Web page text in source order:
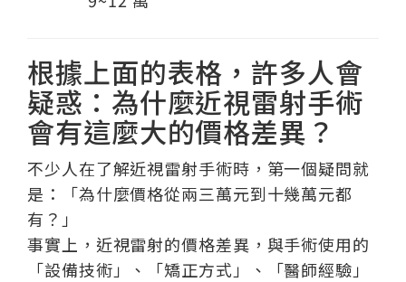
根據上面的表格，許多人會
疑惑：為什麼近視雷射手術
會有這麼大的價格差異？
不少人在了解近視雷射手術時，第一個疑問就
是：「為什麼價格從兩三萬元到十幾萬元都
有？」
事實上，近視雷射的價格差異，與手術使用的
「設備技術」、「矯正方式」、「醫師經驗」